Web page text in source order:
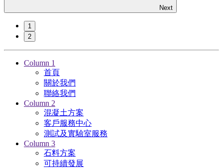
Next
1
2
Column 1
首頁
關於我們
聯絡我們
Column 2
混凝土方案
客戶服務中心
測試及實驗室服務
Column 3
石料方案
可持續發展